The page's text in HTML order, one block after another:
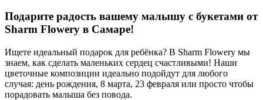
Подарите радость вашему малышу с букетами от
Sharm Flowery в Самаре!
Ищете идеальный подарок для ребёнка? В Sharm Flowery мы
знаем, как сделать маленьких сердец счастливыми! Наши
цветочные композиции идеально подойдут для любого
случая: день рождения, 8 марта, 23 февраля или просто чтобы
порадовать малыша без повода.